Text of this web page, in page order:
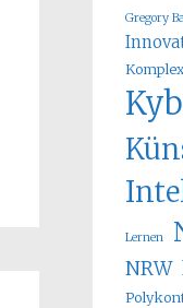
Gregory
Lernen
NRW